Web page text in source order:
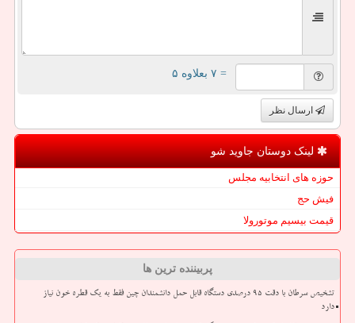
= ۷ بعلاوه ۵
ارسال نظر
لینک دوستان جاوید شو
حوزه های انتخابیه مجلس
فیش حج
قیمت بیسیم موتورولا
پربیننده ترین ها
تشخیص سرطان با دقت ۹۵ درصدی دستگاه قابل حمل دانشمندان چین فقط به یک قطره خون نیاز
دارد